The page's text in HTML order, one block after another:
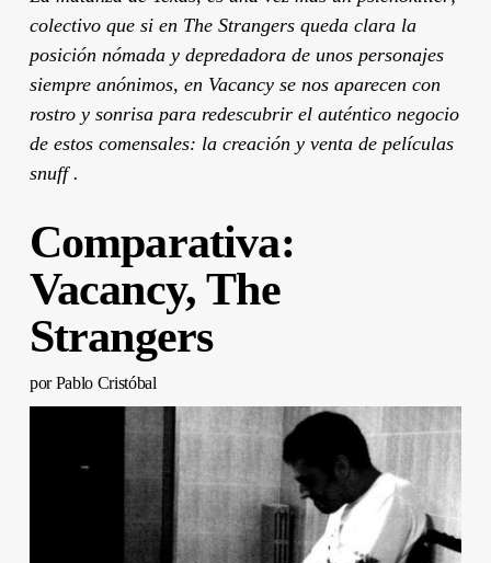
colectivo que si en The Strangers queda clara la
posición nómada y depredadora de unos personajes
siempre anónimos, en Vacancy se nos aparecen con
rostro y sonrisa para redescubrir el auténtico negocio
de estos comensales: la creación y venta de películas
snuff .
Comparativa:
Vacancy, The
Strangers
por Pablo Cristóbal